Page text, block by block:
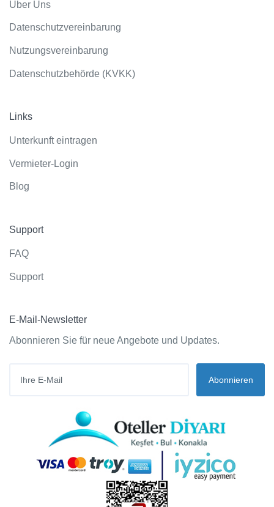
Über Uns
Datenschutzvereinbarung
Nutzungsvereinbarung
Datenschutzbehörde (KVKK)
Links
Unterkunft eintragen
Vermieter-Login
Blog
Support
FAQ
Support
E-Mail-Newsletter
Abonnieren Sie für neue Angebote und Updates.
Abonnieren